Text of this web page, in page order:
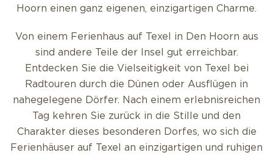
Hoorn einen ganz eigenen, einzigartigen Charme.
Von einem Ferienhaus auf Texel in Den Hoorn aus
sind andere Teile der Insel gut erreichbar.
Entdecken Sie die Vielseitigkeit von Texel bei
Radtouren durch die Dünen oder Ausflügen in
nahegelegene Dörfer. Nach einem erlebnisreichen
Tag kehren Sie zurück in die Stille und den
Charakter dieses besonderen Dorfes, wo sich die
Ferienhäuser auf Texel an einzigartigen und ruhigen